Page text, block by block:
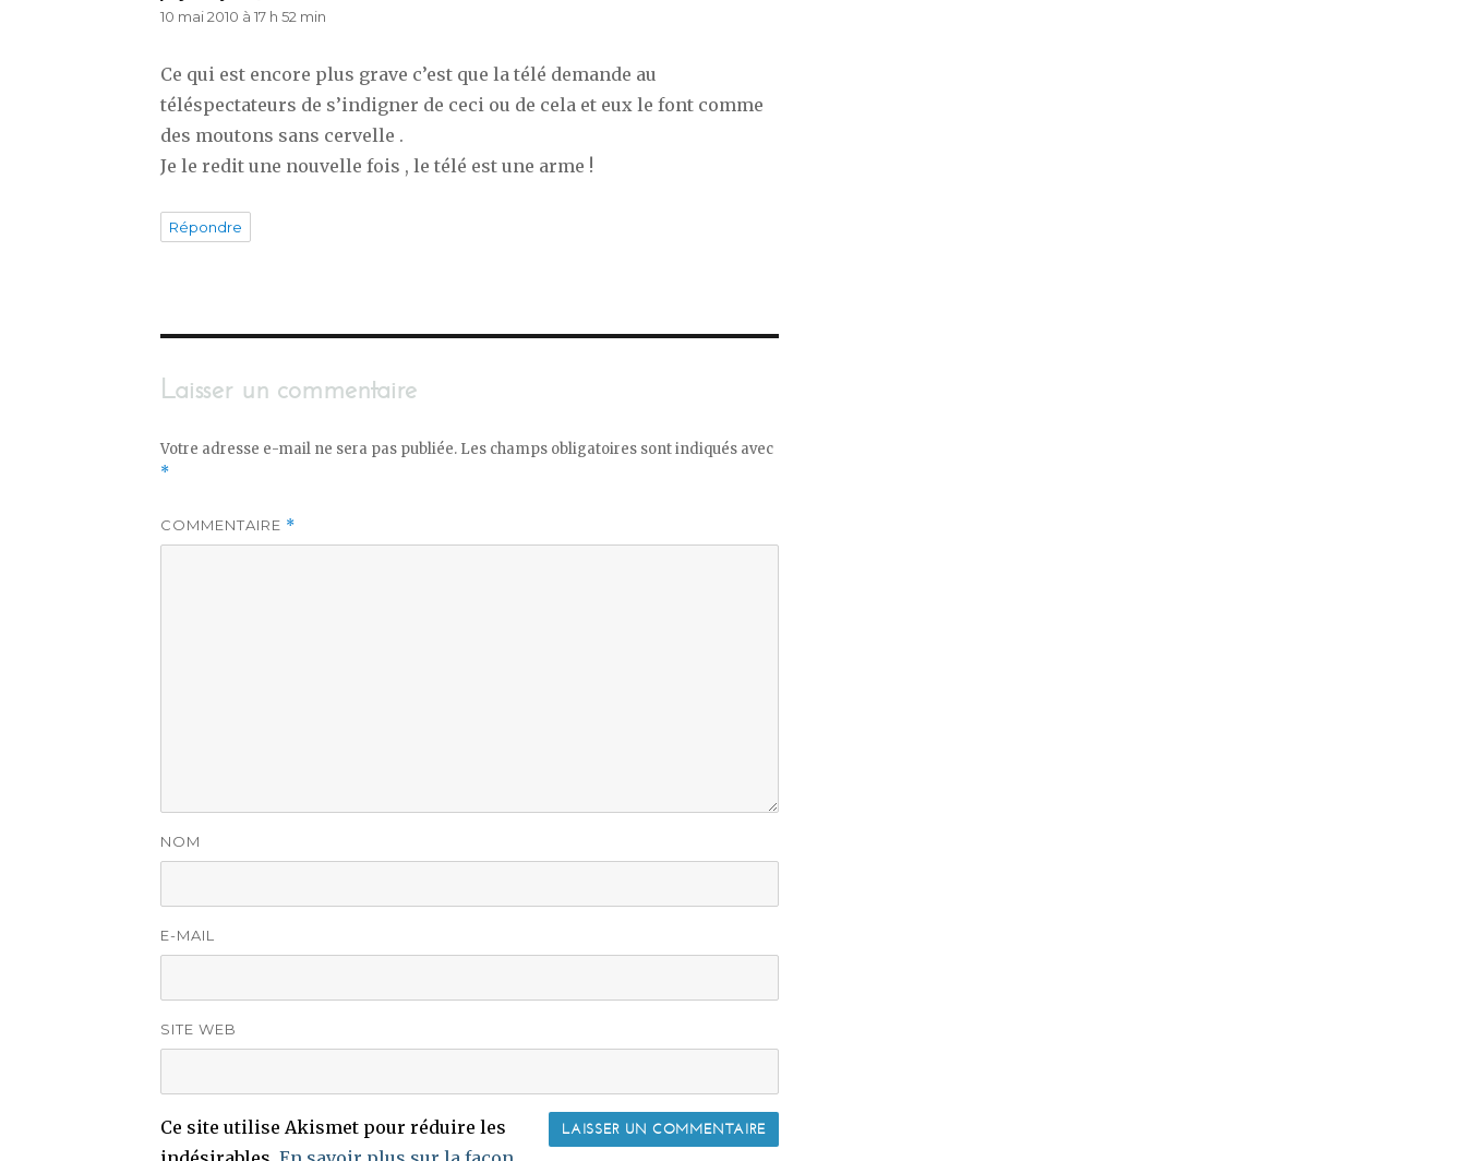
10 mai 2010 à 17 h 52 min
Ce qui est encore plus grave c’est que la télé demande au
téléspectateurs de s’indigner de ceci ou de cela et eux le font comme
des moutons sans cervelle .
Je le redit une nouvelle fois , le télé est une arme !
Répondre
Laisser un commentaire
Votre adresse e-mail ne sera pas publiée. Les champs obligatoires sont indiqués avec
*
COMMENTAIRE *
NOM
E-MAIL
SITE WEB
Ce site utilise Akismet pour réduire les